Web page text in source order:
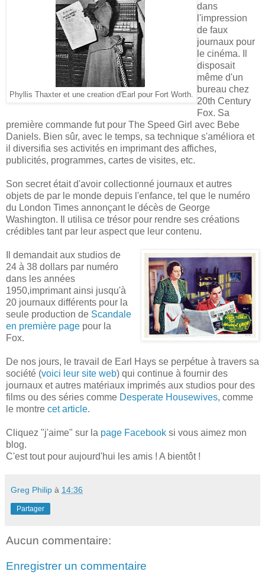
Phyllis Thaxter et une creation d'Earl pour Fort Worth
dans
l'impression
de faux
journaux pour
le cinéma. Il
disposait
même d'un
bureau chez
20th Century
Fox. Sa
première commande fut pour The Speed Girl avec Bebe
Daniels. Bien sûr, avec le temps, sa technique s'améliora et
il diversifia ses activités en imprimant des affiches,
publicités, programmes, cartes de visites, etc.
Son secret était d'avoir collectionné journaux et autres
objets de par le monde depuis l'enfance, tel que le numéro
du London Times annonçant le décès de George
Washington. Il utilisa ce trésor pour rendre ses créations
crédibles tant par leur aspect que leur contenu.
Il demandait aux studios de
24 à 38 dollars par numéro
dans les années
1950,imprimant ainsi jusqu'à
20 journaux différents pour la
seule production de Scandale
en première page pour la
Fox.
De nos jours, le travail de Earl Hays se perpétue à travers sa
société (voici leur site web) qui continue à fournir des
journaux et autres matériaux imprimés aux studios pour des
films ou des séries comme Desperate Housewives, comme
le montre cet article.
Cliquez "j'aime" sur la page Facebook si vous aimez mon
blog.
C'est tout pour aujourd'hui les amis ! A bientôt !
Greg Philip à 14:36
Partager
Aucun commentaire:
Enregistrer un commentaire